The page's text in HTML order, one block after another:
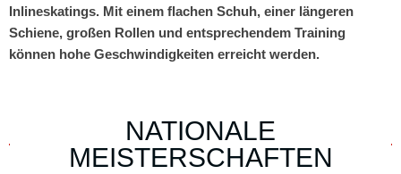
Inlineskatings. Mit einem flachen Schuh, einer längeren
Schiene, großen Rollen und entsprechendem Training
können hohe Geschwindigkeiten erreicht werden.
NATIONALE
MEISTERSCHAFTEN